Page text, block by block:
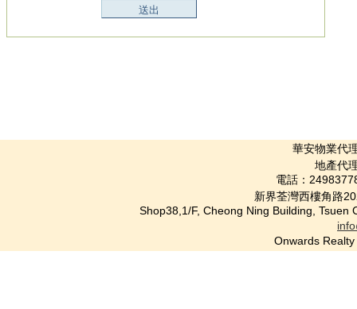
華安物業代
地產代
電話：
新界荃灣西樓角路
Shop38,1/F, Cheong Ning Building,
Onwards